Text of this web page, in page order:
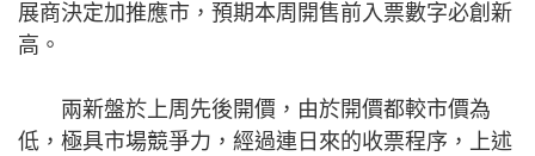
展商決定加推應市，預期本周開售前入票數字必創新
高。
兩新盤於上周先後開價，由於開價都較市價為
低，極具市場競爭力，經過連日來的收票程序，上述